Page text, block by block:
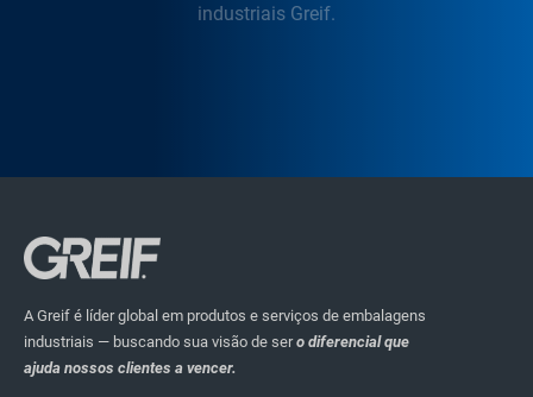
industriais Greif.
A Greif é líder global em produtos e serviços de embalagens
industriais — buscando sua visão de sero diferencial que
ajuda nossos clientes a vencer.